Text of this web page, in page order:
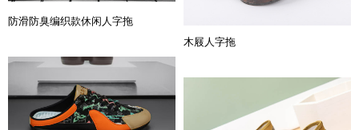
防滑防臭编织款休闲人字拖
木屐人字拖